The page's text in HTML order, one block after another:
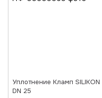
Уплотнение Kламп SILIKON
DN 25